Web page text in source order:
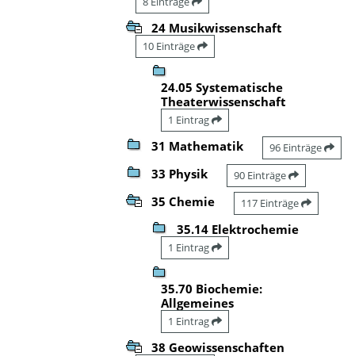
24 Musikwissenschaft
10 Einträge
24.05 Systematische
Theaterwissenschaft
1 Eintrag
31 Mathematik 96 Einträge
33 Physik 90 Einträge
35 Chemie 117 Einträge
35.14 Elektrochemie
1 Eintrag
35.70 Biochemie:
Allgemeines
1 Eintrag
38 Geowissenschaften